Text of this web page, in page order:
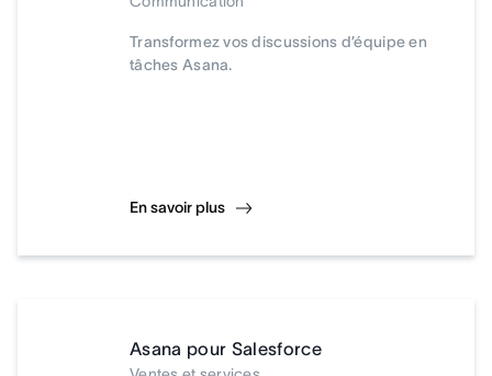
Transformez vos discussions d’équipe en
tâches Asana.
En savoir plus
Asana pour Salesforce